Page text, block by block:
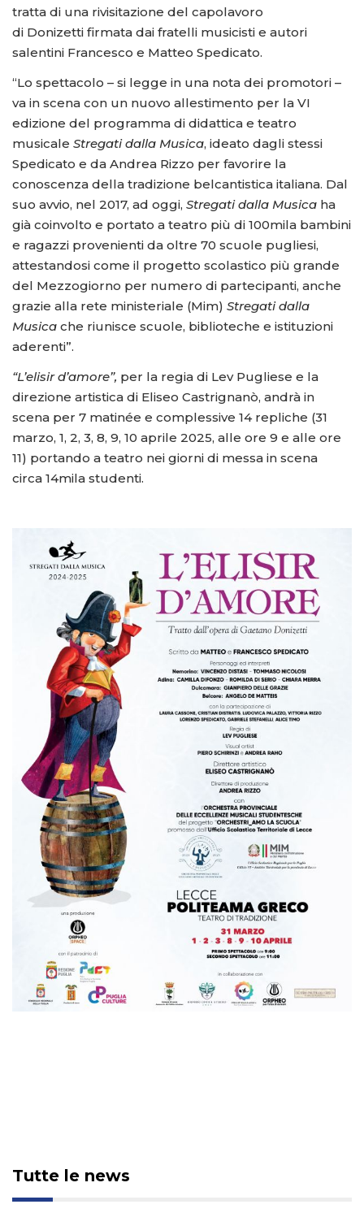
tratta di una rivisitazione del capolavoro
di Donizetti firmata dai fratelli musicisti e autori
salentini Francesco e Matteo Spedicato.
“Lo spettacolo – si legge in una nota dei promotori –
va in scena con un nuovo allestimento per la VI
edizione del programma di didattica e teatro
musicale Stregati dalla Musica, ideato dagli stessi
Spedicato e da Andrea Rizzo per favorire la
conoscenza della tradizione belcantistica italiana. Dal
suo avvio, nel 2017, ad oggi, Stregati dalla Musica ha
già coinvolto e portato a teatro più di 100mila bambini
e ragazzi provenienti da oltre 70 scuole pugliesi,
attestandosi come il progetto scolastico più grande
del Mezzogiorno per numero di partecipanti, anche
grazie alla rete ministeriale (Mim) Stregati dalla
Musica che riunisce scuole, biblioteche e istituzioni
aderenti”.
“L’elisir d’amore”, per la regia di Lev Pugliese e la
direzione artistica di Eliseo Castrignanò, andrà in
scena per 7 matinée e complessive 14 repliche (31
marzo, 1, 2, 3, 8, 9, 10 aprile 2025, alle ore 9 e alle ore
11) portando a teatro nei giorni di messa in scena
circa 14mila studenti.
Tutte le news